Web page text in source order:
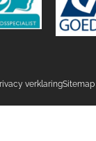
verklaringSitemap